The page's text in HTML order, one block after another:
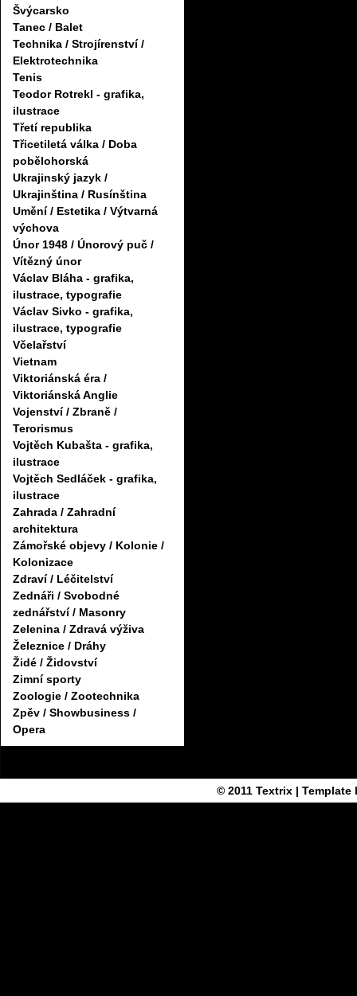
Švýcarsko
Tanec / Balet
Technika / Strojírenství /
Elektrotechnika
Tenis
Teodor Rotrekl - grafika,
ilustrace
Třetí republika
Třicetiletá válka / Doba
pobělohorská
Ukrajinský jazyk /
Ukrajinština / Rusínština
Umění / Estetika / Výtvarná
výchova
Únor 1948 / Únorový puč /
Vítězný únor
Václav Bláha - grafika,
ilustrace, typografie
Václav Sivko - grafika,
ilustrace, typografie
Včelařství
Vietnam
Viktoriánská éra /
Viktoriánská Anglie
Vojenství / Zbraně /
Terorismus
Vojtěch Kubašta - grafika,
ilustrace
Vojtěch Sedláček - grafika,
ilustrace
Zahrada / Zahradní
architektura
Zámořské objevy / Kolonie /
Kolonizace
Zdraví / Léčitelství
Zednáři / Svobodné
zednářství / Masonry
Zelenina / Zdravá výživa
Železnice / Dráhy
Židé / Židovství
Zimní sporty
Zoologie / Zootechnika
Zpěv / Showbusiness /
Opera
© 2011 Textrix| Template